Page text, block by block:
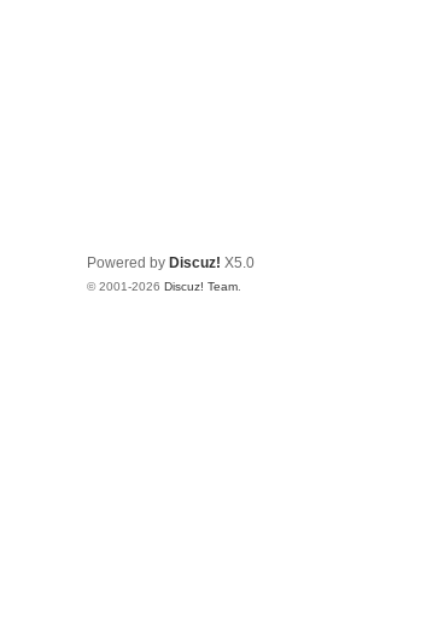
Powered by Discuz! X5.0
© 2001-2026 Discuz! Team